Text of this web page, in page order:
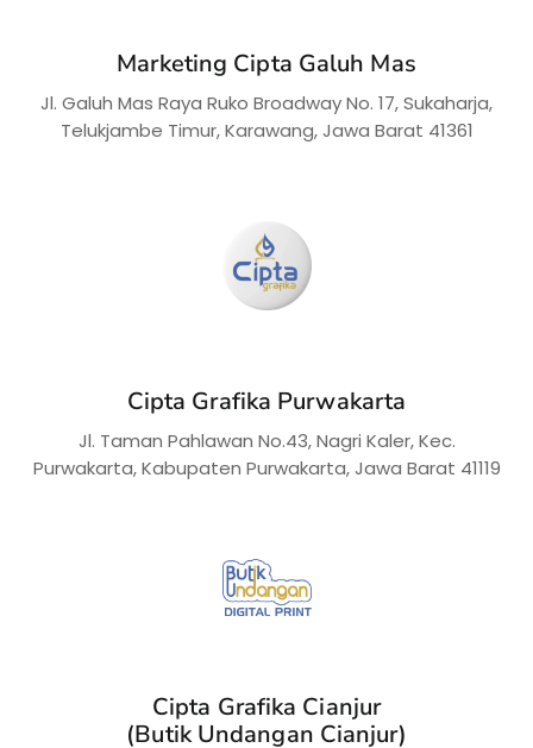
Marketing Cipta Galuh Mas
Jl. Galuh Mas Raya Ruko Broadway No. 17, Sukaharja,
Telukjambe Timur, Karawang, Jawa Barat 41361
Cipta Grafika Purwakarta
Jl. Taman Pahlawan No.43, Nagri Kaler, Kec.
Purwakarta, Kabupaten Purwakarta, Jawa Barat 41119
Cipta Grafika Cianjur
(Butik Undangan Cianjur)